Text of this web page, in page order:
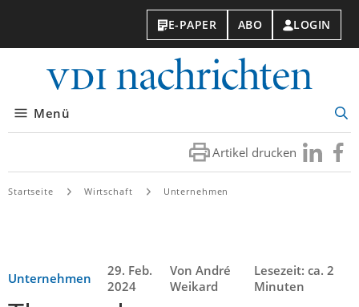
E-PAPER ABO LOGIN
Menü
Artikel drucken Besuchen
Sie
Sie
Startseite Wirtschaft Unternehmen
Unternehmen
29. Feb.
2024
Von André
Weikard
Lesezeit: ca. 2
Minuten